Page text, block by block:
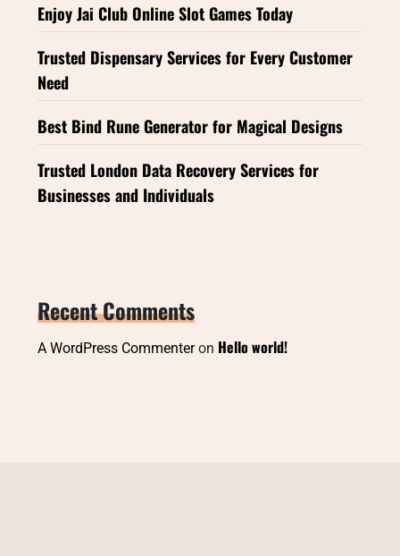
Enjoy Jai Club Online Slot Games Today
Trusted Dispensary Services for Every Customer
Need
Best Bind Rune Generator for Magical Designs
Trusted London Data Recovery Services for
Businesses and Individuals
Recent Comments
A WordPress Commenteron Hello world!